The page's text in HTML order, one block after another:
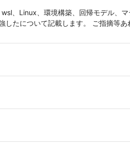
、Linux、環境構築、回帰モデル、
たについて記載します。 ご指摘等